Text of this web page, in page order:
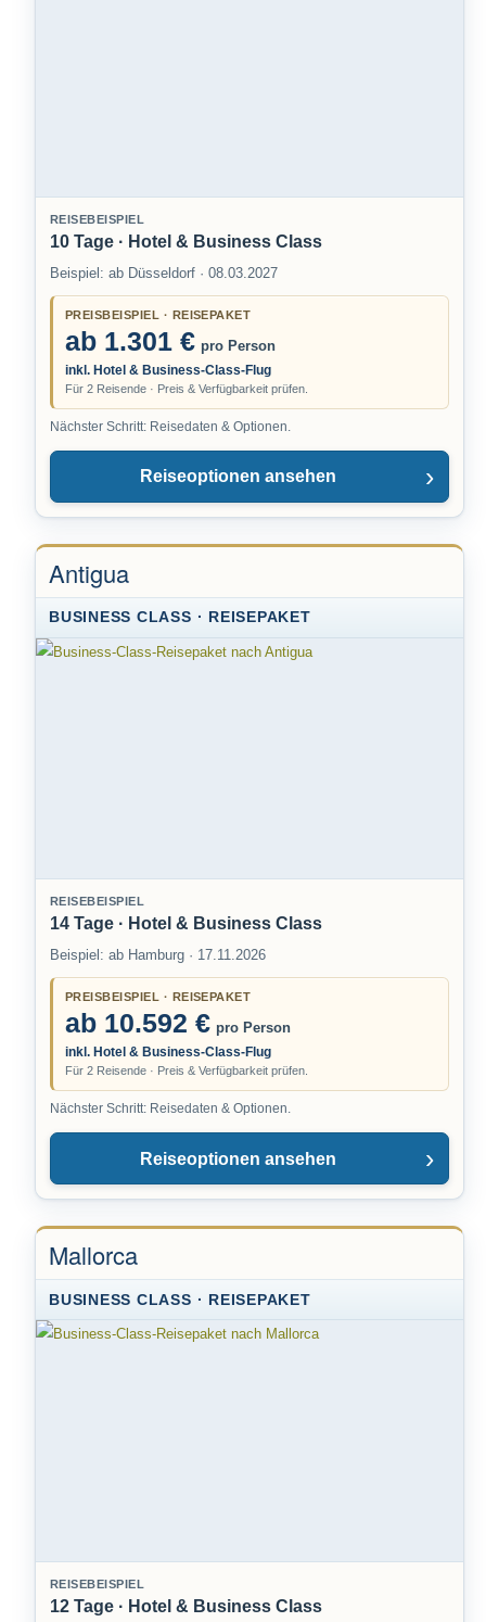
REISEBEISPIEL
10 Tage · Hotel & Business Class
Beispiel: ab Düsseldorf · 08.03.2027
PREISBEISPIEL · REISEPAKET
ab 1.301 € pro Person
inkl. Hotel & Business-Class-Flug
Für 2 Reisende · Preis & Verfügbarkeit prüfen.
Nächster Schritt: Reisedaten & Optionen.
Reiseoptionen ansehen
Antigua
BUSINESS CLASS · REISEPAKET
REISEBEISPIEL
14 Tage · Hotel & Business Class
Beispiel: ab Hamburg · 17.11.2026
PREISBEISPIEL · REISEPAKET
ab 10.592 € pro Person
inkl. Hotel & Business-Class-Flug
Für 2 Reisende · Preis & Verfügbarkeit prüfen.
Nächster Schritt: Reisedaten & Optionen.
Reiseoptionen ansehen
Mallorca
BUSINESS CLASS · REISEPAKET
REISEBEISPIEL
12 Tage · Hotel & Business Class